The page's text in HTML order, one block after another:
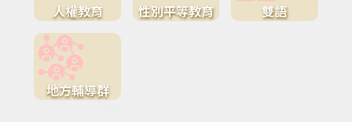
人權教育 性別平等教育 雙語
地方輔導群